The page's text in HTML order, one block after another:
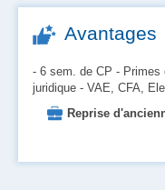
Avantages
- 6 sem. de CP -
juridique - VAE, CFA,
Reprise
Aide au